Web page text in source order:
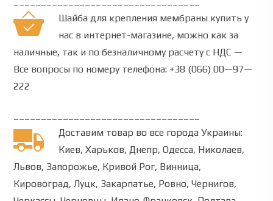
Шайба для крепления мембраны купить у
нас в интернет-магазине, можно как за
наличные, так и по безналичному расчету с НДС —
Все вопросы по номеру телефона: +38 (066) 00—97—
222
Доставим товар во все города Украины:
Киев, Харьков, Днепр, Одесса, Николаев,
Львов, Запорожье, Кривой Рог, Винница,
Кировоград, Луцк, Закарпатье, Ровно, Чернигов,